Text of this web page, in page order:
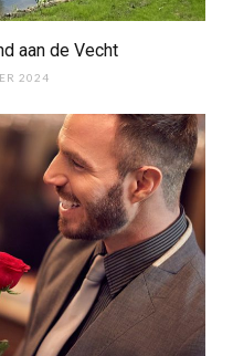
aan de Vecht
2024